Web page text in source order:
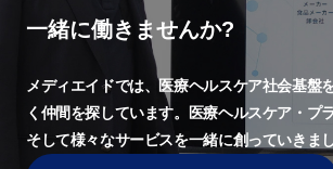
一緒に働きませんか?
メディエイドでは、医療ヘルスケア社会基盤
く仲間を探しています。
医療ヘルスケア・プ
そして様々なサービスを一緒に創っていきま